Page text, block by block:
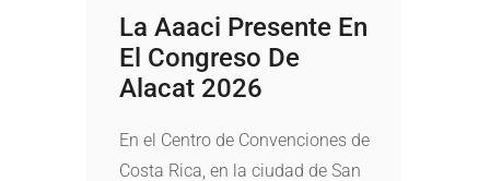
La Aaaci Presente En
El Congreso De
Alacat 2026
En el Centro de Convenciones de
Costa Rica, en la ciudad de San